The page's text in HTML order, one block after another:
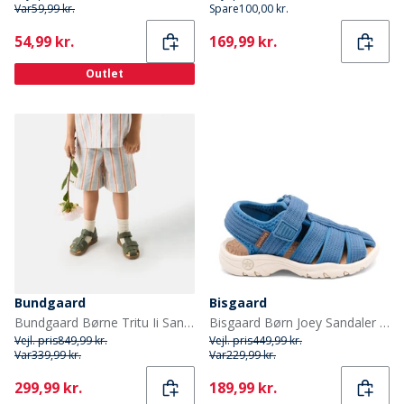
Var59,99 kr.
Current
54,99 kr.
Outlet
Spare100,00 kr.
Current
169,99 kr.
Bundgaard
Bundgaard Børne Tritu Ii Sandaler Army
Vejl. pris849,99 kr.
Var339,99 kr.
Current
299,99 kr.
Bisgaard
Bisgaard Børn Joey Sandaler Blå
Vejl. pris449,99 kr.
Var229,99 kr.
Current
189,99 kr.